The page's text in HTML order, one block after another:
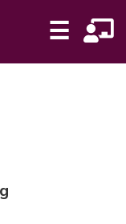
☰